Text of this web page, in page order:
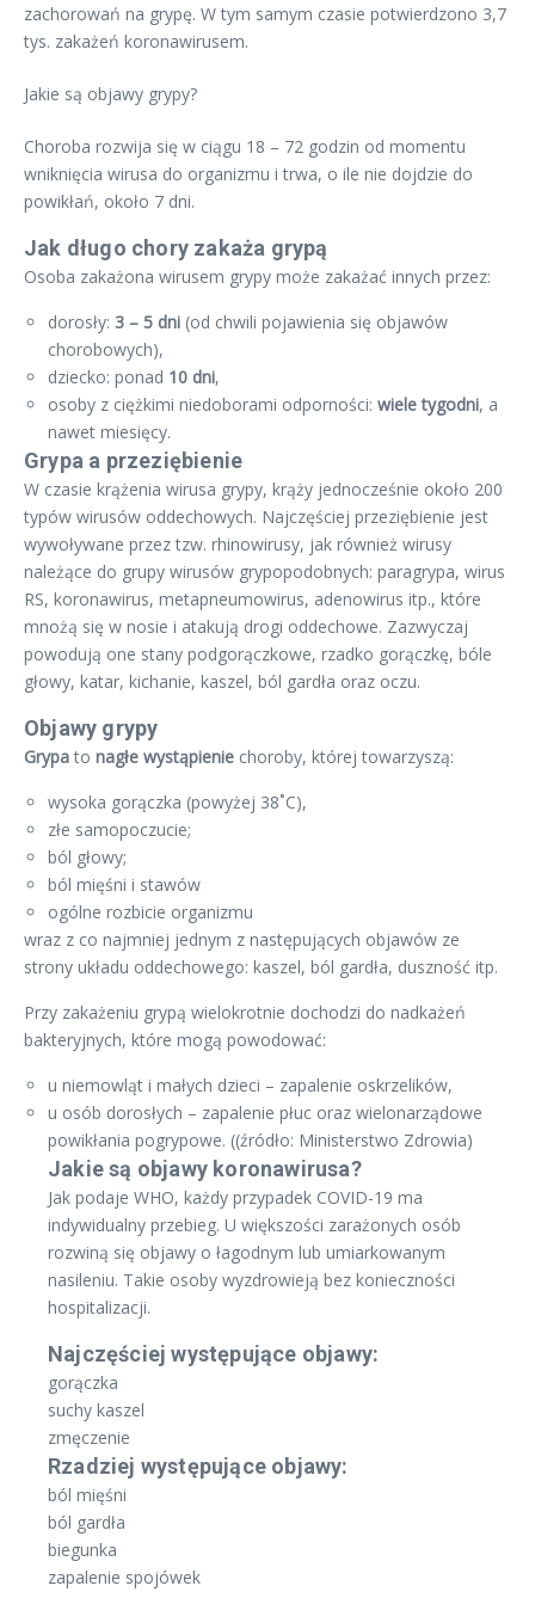
zachorowań na grypę. W tym samym czasie potwierdzono 3,7
tys. zakażeń koronawirusem.
Jakie są objawy grypy?
Choroba rozwija się w ciągu 18 – 72 godzin od momentu
wniknięcia wirusa do organizmu i trwa, o ile nie dojdzie do
powikłań, około 7 dni.
Jak długo chory zakaża grypą
Osoba zakażona wirusem grypy może zakażać innych przez:
dorosły: 3 – 5 dni (od chwili pojawienia się objawów
chorobowych),
dziecko: ponad 10 dni,
osoby z ciężkimi niedoborami odporności: wiele tygodni, a
nawet miesięcy.
Grypa a przeziębienie
W czasie krążenia wirusa grypy, krąży jednocześnie około 200
typów wirusów oddechowych. Najczęściej przeziębienie jest
wywoływane przez tzw. rhinowirusy, jak również wirusy
należące do grupy wirusów grypopodobnych: paragrypa, wirus
RS, koronawirus, metapneumowirus, adenowirus itp., które
mnożą się w nosie i atakują drogi oddechowe. Zazwyczaj
powodują one stany podgorączkowe, rzadko gorączkę, bóle
głowy, katar, kichanie, kaszel, ból gardła oraz oczu.
Objawy grypy
Grypato nagłe wystąpienie choroby, której towarzyszą:
wysoka gorączka (powyżej 38˚C),
złe samopoczucie;
ból głowy;
ból mięśni i stawów
ogólne rozbicie organizmu
wraz z co najmniej jednym z następujących objawów ze
strony układu oddechowego: kaszel, ból gardła, duszność itp.
Przy zakażeniu grypą wielokrotnie dochodzi do nadkażeń
bakteryjnych, które mogą powodować:
u niemowląt i małych dzieci – zapalenie oskrzelików,
u osób dorosłych – zapalenie płuc oraz wielonarządowe
powikłania pogrypowe. ((źródło: Ministerstwo Zdrowia)
Jakie są objawy koronawirusa?
Jak podaje WHO, każdy przypadek COVID-19 ma
indywidualny przebieg. U większości zarażonych osób
rozwiną się objawy o łagodnym lub umiarkowanym
nasileniu. Takie osoby wyzdrowieją bez konieczności
hospitalizacji.
Najczęściej występujące objawy:
gorączka
suchy kaszel
zmęczenie
Rzadziej występujące objawy:
ból mięśni
ból gardła
biegunka
zapalenie spojówek